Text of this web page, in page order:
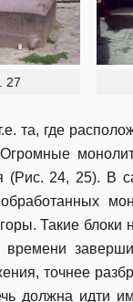
27
та, где
24, 25). В
обработанных
Такие блоки
точнее
должна идти